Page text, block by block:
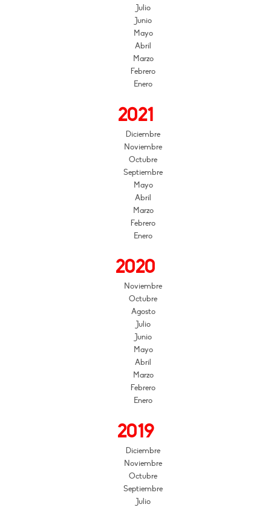
Julio
Junio
Mayo
Abril
Marzo
Febrero
Enero
2021
Diciembre
Noviembre
Octubre
Septiembre
Mayo
Abril
Marzo
Febrero
Enero
2020
Noviembre
Octubre
Agosto
Julio
Junio
Mayo
Abril
Marzo
Febrero
Enero
2019
Diciembre
Noviembre
Octubre
Septiembre
Julio